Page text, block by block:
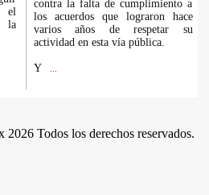
el
la
contra la falta de cumplimiento a
los acuerdos que lograron hace
varios años de respetar su
actividad en esta vía pública.
Y
Todos los derechos reservados.